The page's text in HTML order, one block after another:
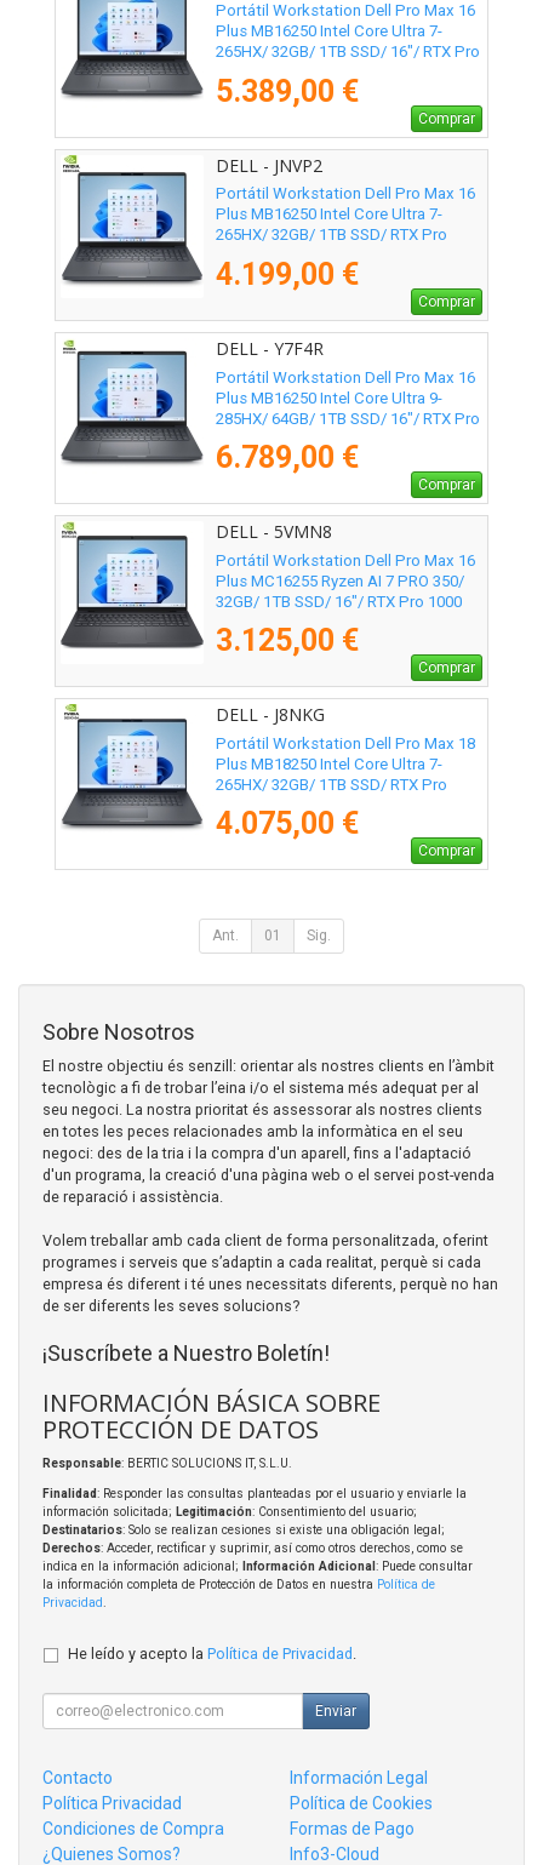
Portátil Workstation Dell Pro Max 16
Plus MB16250 Intel Core Ultra 7-
265HX/ 32GB/ 1TB SSD/ 16"/ RTX Pro
5.389,00 €
Comprar
DELL - JNVP2
Portátil Workstation Dell Pro Max 16
Plus MB16250 Intel Core Ultra 7-
265HX/ 32GB/ 1TB SSD/ RTX Pro
4.199,00 €
Comprar
DELL - Y7F4R
Portátil Workstation Dell Pro Max 16
Plus MB16250 Intel Core Ultra 9-
285HX/ 64GB/ 1TB SSD/ 16"/ RTX Pro
6.789,00 €
Comprar
DELL - 5VMN8
Portátil Workstation Dell Pro Max 16
Plus MC16255 Ryzen AI 7 PRO 350/
32GB/ 1TB SSD/ 16"/ RTX Pro 1000
3.125,00 €
Comprar
DELL - J8NKG
Portátil Workstation Dell Pro Max 18
Plus MB18250 Intel Core Ultra 7-
265HX/ 32GB/ 1TB SSD/ RTX Pro
4.075,00 €
Comprar
Ant. 01 Sig.
Sobre Nosotros
El nostre objectiu és senzill: orientar als nostres clients en l’àmbit
tecnològic a fi de trobar l’eina i/o el sistema més adequat per al
seu negoci. La nostra prioritat és assessorar als nostres clients
en totes les peces relacionades amb la informàtica en el seu
negoci: des de la tria i la compra d'un aparell, fins a l'adaptació
d'un programa, la creació d'una pàgina web o el servei post-venda
de reparació i assistència.
Volem treballar amb cada client de forma personalitzada, oferint
programes i serveis que s’adaptin a cada realitat, perquè si cada
empresa és diferent i té unes necessitats diferents, perquè no han
de ser diferents les seves solucions?
¡Suscríbete a Nuestro Boletín!
INFORMACIÓN BÁSICA SOBRE
PROTECCIÓN DE DATOS
Responsable: BERTIC SOLUCIONS IT, S.L.U.
Finalidad: Responder las consultas planteadas por el usuario y enviarle la
información solicitada; Legitimación: Consentimiento del usuario;
Destinatarios: Solo se realizan cesiones si existe una obligación legal;
Derechos: Acceder, rectificar y suprimir, así como otros derechos, como se
indica en la información adicional;
Información Adicional : Puede consultar
la información completa de Protección de Datos en nuestra Política de
Privacidad.
He leído y acepto la Política de Privacidad .
Enviar
Contacto
Información Legal
Política Privacidad
Política de Cookies
Condiciones de Compra
Formas de Pago
¿Quienes Somos?
Info3-Cloud